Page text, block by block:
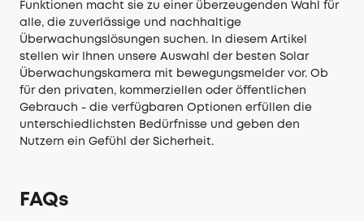
Funktionen macht sie zu einer überzeugenden Wahl für
alle, die zuverlässige und nachhaltige
Überwachungslösungen suchen. In diesem Artikel
stellen wir Ihnen unsere Auswahl der besten Solar
Überwachungskamera mit bewegungsmelder vor. Ob
für den privaten, kommerziellen oder öffentlichen
Gebrauch - die verfügbaren Optionen erfüllen die
unterschiedlichsten Bedürfnisse und geben den
Nutzern ein Gefühl der Sicherheit.
FAQs